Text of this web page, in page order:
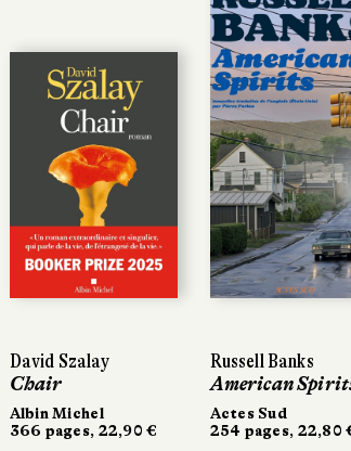
David Szalay
Chair
Albin Michel
366 pages, 22,90 €
Russell Banks
American Spirits
Actes Sud
254 pages, 22,80 €
David Szalay
Chair
Albin Michel
366 pages, 22,90 €
Russell Banks
American Spirits
Actes Sud
254 pages, 22,80 €